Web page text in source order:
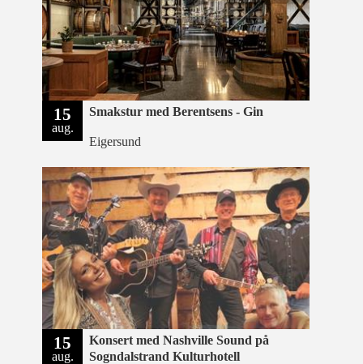
15
aug.
Smakstur med Berentsens - Gin
Eigersund
15
aug.
Konsert med Nashville Sound på
Sogndalstrand Kulturhotell